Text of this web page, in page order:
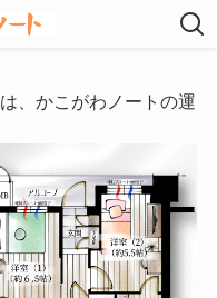
は、かこがわノートの運